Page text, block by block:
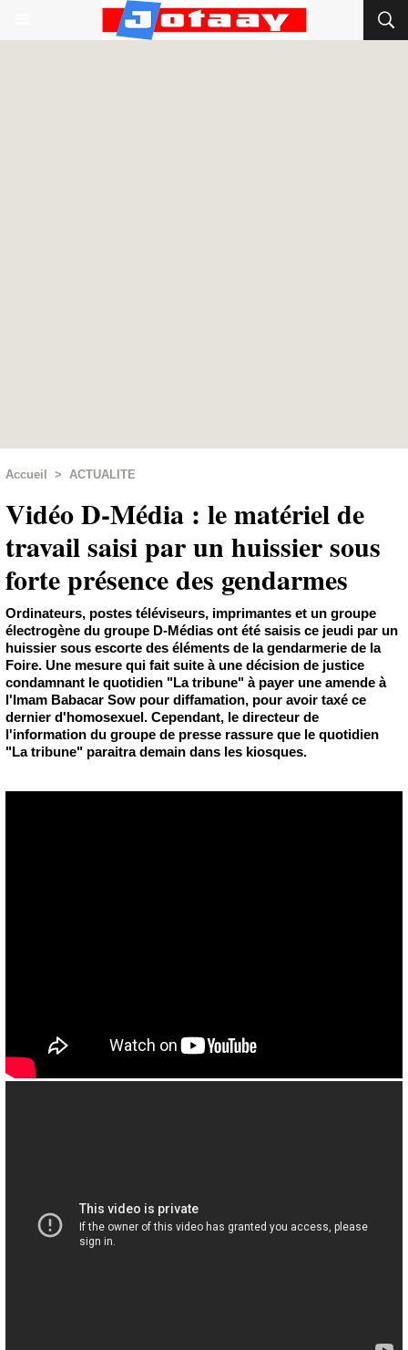
Accueil > ACTUALITE
Vidéo D-Média : le matériel de
travail saisi par un huissier sous
forte présence des gendarmes
Ordinateurs, postes téléviseurs, imprimantes et un groupe
électrogène du groupe D-Médias ont été saisis ce jeudi par un
huissier sous escorte des éléments de la gendarmerie de la
Foire. Une mesure qui fait suite à une décision de justice
condamnant le quotidien "La tribune" à payer une amende à
l'Imam Babacar Sow pour diffamation, pour avoir taxé ce
dernier d'homosexuel. Cependant, le directeur de
l'information du groupe de presse rassure que le quotidien
"La tribune" paraitra demain dans les kiosques.